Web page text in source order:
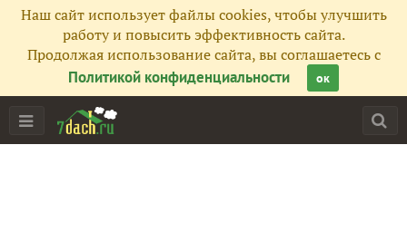
Наш сайт использует файлы cookies, чтобы улучшить
работу и повысить эффективность сайта.
Продолжая использование сайта, вы соглашаетесь с
Политикой конфиденциальности
ок